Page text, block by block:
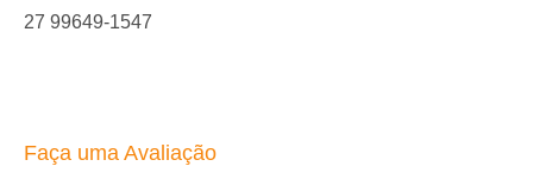
27 99649-1547
Faça uma Avaliação